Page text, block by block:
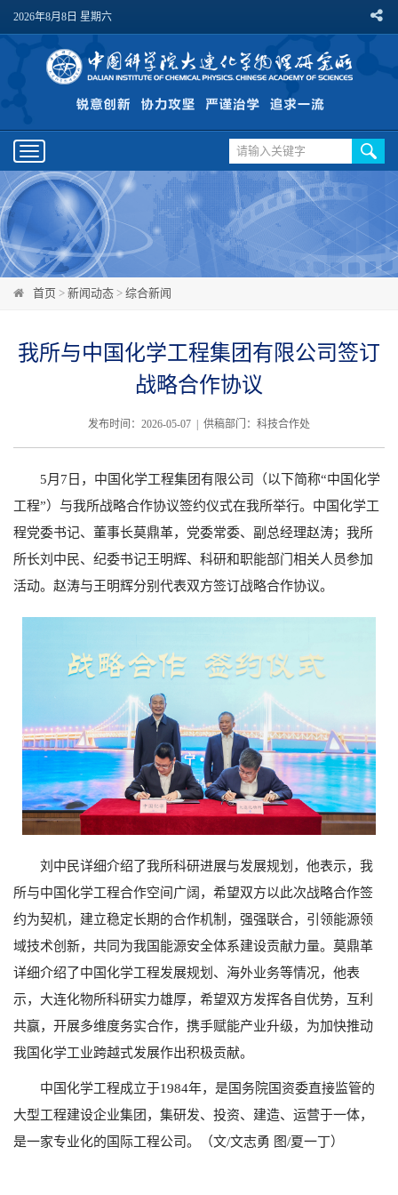
2026年8月8日 星期六
Toggle
navigation
首页 > 新闻动态 > 综合新闻
我所与中国化学工程集团有限公司签订
战略合作协议
发布时间：2026-05-07 | 供稿部门：科技合作处
5月7日，中国化学工程集团有限公司（以下简称“中国化学
工程”）与我所战略合作协议签约仪式在我所举行。中国化学工
程党委书记、董事长莫鼎革，党委常委、副总经理赵涛；我所
所长刘中民、纪委书记王明辉、科研和职能部门相关人员参加
活动。赵涛与王明辉分别代表双方签订战略合作协议。
刘中民详细介绍了我所科研进展与发展规划，他表示，我
所与中国化学工程合作空间广阔，希望双方以此次战略合作签
约为契机，建立稳定长期的合作机制，强强联合，引领能源领
域技术创新，共同为我国能源安全体系建设贡献力量。莫鼎革
详细介绍了中国化学工程发展规划、海外业务等情况，他表
示，大连化物所科研实力雄厚，希望双方发挥各自优势，互利
共赢，开展多维度务实合作，携手赋能产业升级，为加快推动
我国化学工业跨越式发展作出积极贡献。
中国化学工程成立于1984年，是国务院国资委直接监管的
大型工程建设企业集团，集研发、投资、建造、运营于一体，
是一家专业化的国际工程公司。（文/文志勇 图/夏一丁）